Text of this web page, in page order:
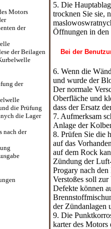
Motors
der
der Beilagen
der
die Prüfung
die Lager
nach der
5. Die
trocknen Sie sie,
Öffnungen in den
Bei der
6. Wenn die
und wurde der
Der normale
Oberfläche und
dass der Ersatz
7. Aufmerksam
Anlage der
8. Prüfen Sie die
auf das
auf dem Rock
Zündung der
Progary nach
Verstoßes soll
Defekte können
der Zündanlagen
9. Die
karter des Motors